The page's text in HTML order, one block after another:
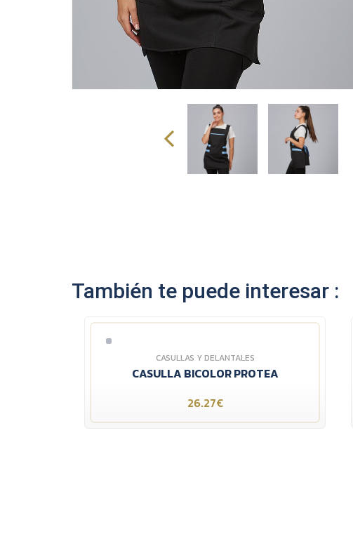
También te puede interesar :
CASULLAS Y DELANTALES
CASULLA BICOLOR PROTEA
26.27€